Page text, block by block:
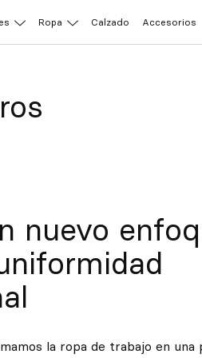
Ropa Calzado Accesorios
nuevo
la ropa de trabajo en una